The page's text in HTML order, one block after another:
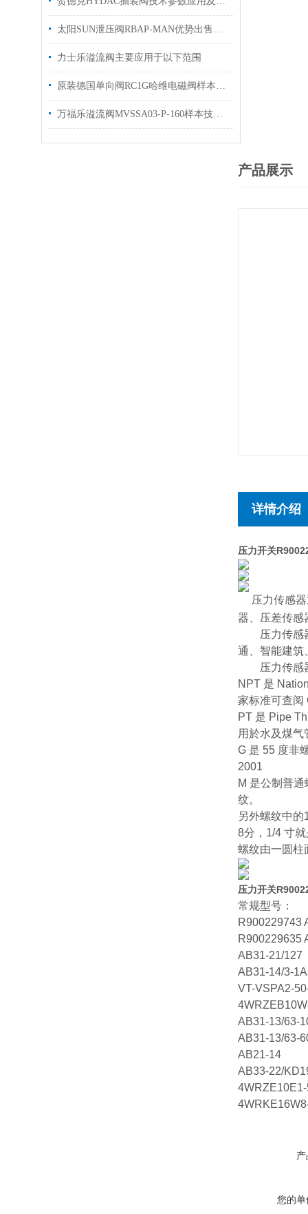
太阳SUN泄压阀RBAP-MAN优势出售插装阀
力士乐溢流阀主要应用于以下范围
原装德国单向阀RC1G哈维电磁阀样本有库存出售
万福乐溢流阀MVSSA03-P-160样本技术参数盾构机使用
产品展示
详情介绍
压力开关
压力传感
器、压差传感
压力传感器
通、智能建筑
压力传感器
NPT 是
家标准可查阅
PT 是 Pipe
用於水及煤
G 是 55 度非
2001
M 是公制普
纹。
另外螺纹中
8分，1/4 寸
螺纹由一圆柱
压力开关
常规型号：
R900229743
R900229635
AB31-21/127
AB31-14/3-
VT-VSPA2-
AB31-13/63-
AB31-13/63-
AB21-14
AB33-22/
您的